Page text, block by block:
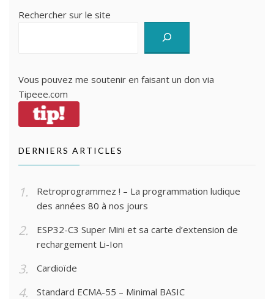
Rechercher sur le site
Vous pouvez me soutenir en faisant un don via
Tipeee.com
DERNIERS ARTICLES
Retroprogrammez ! – La programmation ludique
des années 80 à nos jours
ESP32-C3 Super Mini et sa carte d’extension de
rechargement Li-Ion
Cardioïde
Standard ECMA-55 – Minimal BASIC